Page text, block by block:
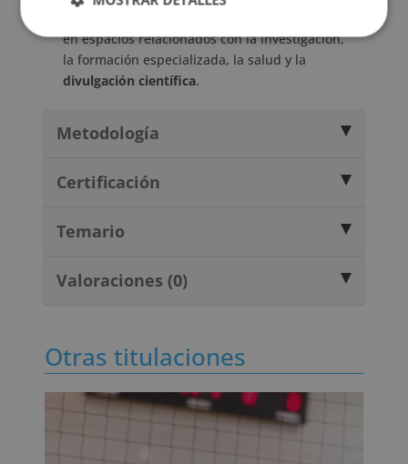
en espacios relacionados con la investigación,
la formación especializada, la salud y la
divulgación científica.
Metodología
Certificación
Temario
Valoraciones (0)
Otras titulaciones